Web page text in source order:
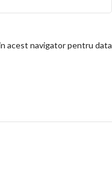
acest navigator pentru data